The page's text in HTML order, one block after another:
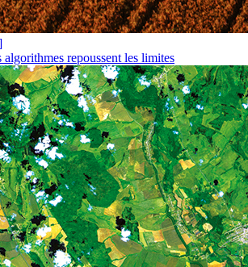
algorithmes repoussent les limites